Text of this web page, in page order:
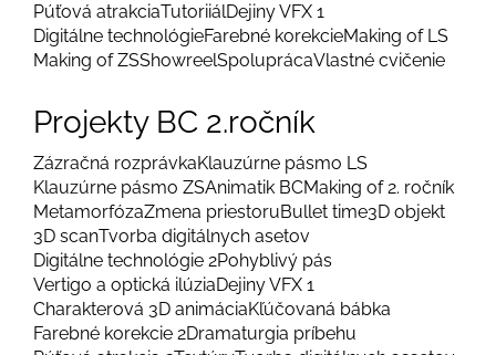
Púťová atrakciaTutoriiálDejiny VFX 1
Digitálne technológieFarebné korekcieMaking of LS
Making of ZSShowreelSpoluprácaVlastné cvičenie
Projekty BC 2.ročník
Zázračná rozprávkaKlauzúrne pásmo LS
Klauzúrne pásmo ZSAnimatik BCMaking of 2. ročník
MetamorfózaZmena priestoruBullet time3D objekt
3D scanTvorba digitálnych asetov
Digitálne technológie 2Pohyblivý pás
Vertigo a optická ilúziaDejiny VFX 1
Charakterová 3D animáciaKľúčovaná bábka
Farebné korekcie 2Dramaturgia príbehu